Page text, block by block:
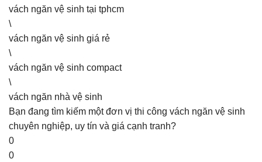
vách ngăn vệ sinh tại tphcm
\
vách ngăn vệ sinh giá rẻ
\
vách ngăn vệ sinh compact
\
vách ngăn nhà vệ sinh
Bạn đang tìm kiếm một đơn vị thi công vách ngăn vệ sinh
chuyên nghiệp, uy tín và giá cạnh tranh?
0
0